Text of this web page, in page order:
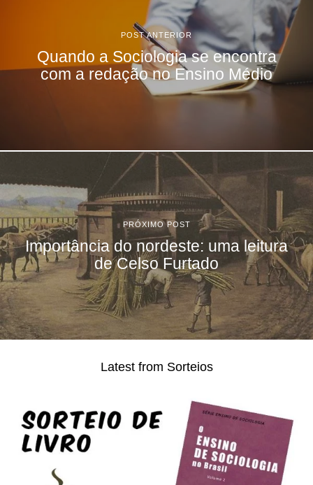
POST ANTERIOR
Quando a Sociologia se encontra
com a redação no Ensino Médio
PRÓXIMO POST
Importância do nordeste: uma leitura
de Celso Furtado
Latest from Sorteios